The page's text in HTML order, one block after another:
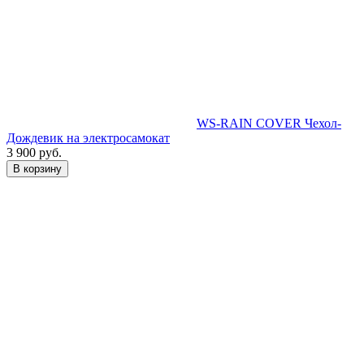
WS-RAIN COVER Чехол-
Дождевик на электросамокат
3 900 руб.
В корзину